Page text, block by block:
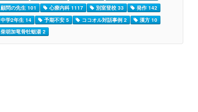
顧問の先生 101
心療内科 1117 別室登校 33
発作 142
中学2年生 14
予期不安 5 ココオル対話事例 2
漢方 10
柴胡加竜骨牡蛎湯 2